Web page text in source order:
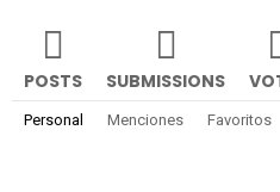
POSTS SUBMISSIONS
Personal Menciones Favoritos